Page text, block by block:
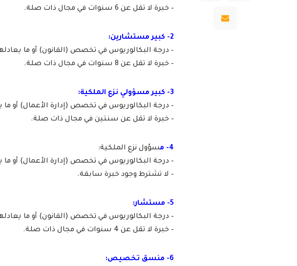
– خبرة لا تقل عن 6 سنوات في مجال ذات صلة.
2- كبير مستشارين:
– درجة البكالوريوس في تخصص (القانون) أو ما
– خبرة لا تقل عن 8 سنوات في مجال ذات صلة.
3- كبير مسؤولي نزع الملكية:
– درجة البكالوريوس في تخصص (إدارة الأعمال) أو ما
– خبرة لا تقل عن سنتين في مجال ذات صلة.
4- م
سؤول نزع الملكية:
– درجة البكالوريوس في تخصص (إدارة الأعمال) أو ما
– لا تشترط وجود خبرة سابقة.
5- مستشار:
– درجة البكالوريوس في تخصص (القانون) أو ما
– خبرة لا تقل عن 4 سنوات في مجال ذات صلة.
6- منسق تخصيص: